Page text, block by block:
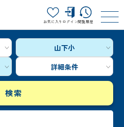
お気に入り ログイン閲覧履歴
山下小
詳細条件